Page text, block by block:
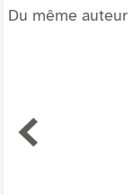
Du même auteur